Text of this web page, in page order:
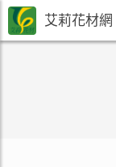
艾莉花材網